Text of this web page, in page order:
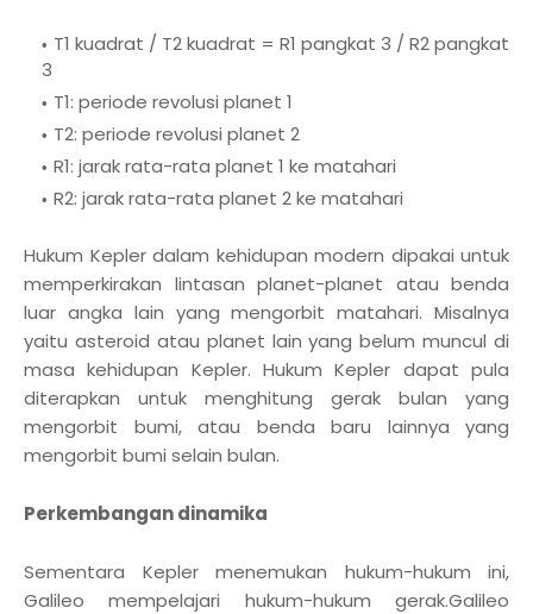
T1 kuadrat / T2 kuadrat = R1 pangkat 3 / R2 pangkat
3
T1: periode revolusi planet 1
T2: periode revolusi planet 2
R1: jarak rata-rata planet 1 ke matahari
R2: jarak rata-rata planet 2 ke matahari
Hukum Kepler dalam kehidupan modern dipakai untuk
memperkirakan lintasan planet-planet atau benda
luar angka lain yang mengorbit matahari. Misalnya
yaitu asteroid atau planet lain yang belum muncul di
masa kehidupan Kepler. Hukum Kepler dapat pula
diterapkan untuk menghitung gerak bulan yang
mengorbit bumi, atau benda baru lainnya yang
mengorbit bumi selain bulan.
Perkembangan dinamika
Sementara Kepler menemukan hukum-hukum ini,
Galileo mempelajari hukum-hukum gerak.Galileo